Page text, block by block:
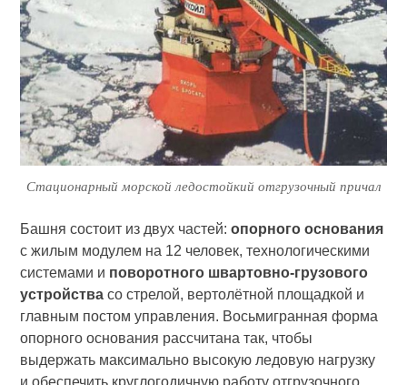
Стационарный морской ледостойкий отгрузочный причал
Башня состоит из двух частей:опорного основания
с жилым модулем на 12 человек, технологическими
системами и поворотного швартовно-грузового
устройства со стрелой, вертолётной площадкой и
главным постом управления. Восьмигранная форма
опорного основания рассчитана так, чтобы
выдержать максимально высокую ледовую нагрузку
и обеспечить круглогодичную работу отгрузочного